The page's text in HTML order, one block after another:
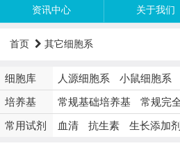
资讯中心 关于我们
首页 其它细胞系
细胞库 人源细胞系 小鼠细胞系
培养基 常规基础培养基
常规完
细胞系专用培养基
特殊
常用试剂 血清 抗生素 生长添加剂